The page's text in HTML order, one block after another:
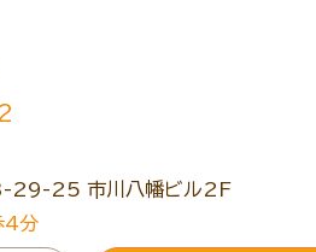
29-25 市川八幡ビル2F
4分